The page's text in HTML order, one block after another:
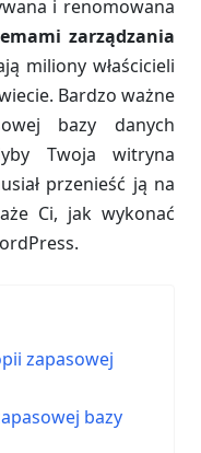
i renomowana
zarządzania
miliony właścicieli
Bardzo ważne
bazy danych
Twoja witryna
przenieść ją na
Ci, jak wykonać
zapasowej
bazy